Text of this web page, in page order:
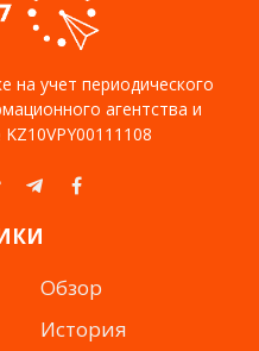
на учет периодического
агентства и
TelegramFacebook
Обзор
История